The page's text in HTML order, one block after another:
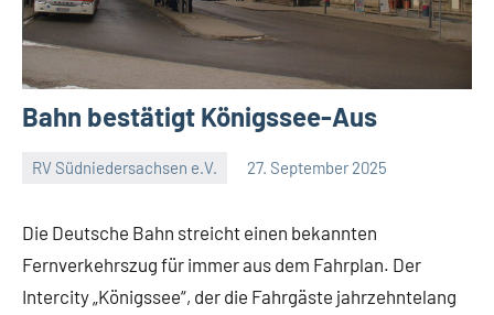
Bahn bestätigt Königssee-Aus
RV Südniedersachsen e.V. 27. September 2025
e.V.
Die Deutsche Bahn streicht einen bekannten
Fernverkehrszug für immer aus dem Fahrplan. Der
Intercity „Königssee“, der die Fahrgäste jahrzehntelang